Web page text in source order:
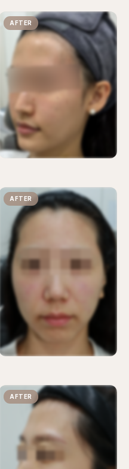
登入后即可查看前后对比照。
欧德诊所遵守医疗法。
AFTER
登入后即可查看前后对比照。
欧德诊所遵守医疗法。
AFTER
AFTER